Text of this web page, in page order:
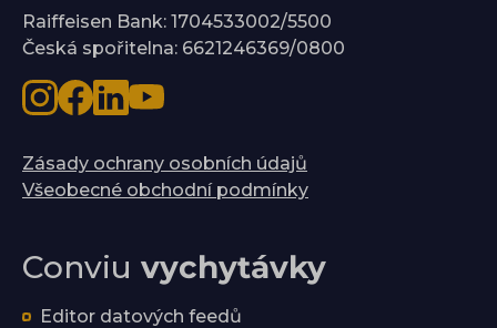
Raiffeisen Bank: 1704533002/5500
Česká spořitelna: 6621246369/0800
Zásady ochrany osobních údajů
Všeobecné obchodní podmínky
Conviu vychytávky
Editor datových feedů